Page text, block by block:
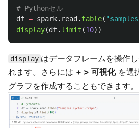
df = spark. read . table( "
display(df. limit (10))
display はデータフレームを操作
れます。さらには + > 可視化を選
グラフを作成することもできます。